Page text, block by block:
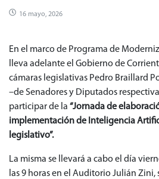
16 mayo, 2026
En el marco de Programa de
lleva adelante el Gobierno de
cámaras legislativas Pedro Braillard
–de Senadores y Diputados
participar de la “Jornada de
implementación de Inteligencia
legislativo”.
La misma se llevará a cabo el día
las 9 horas en el Auditorio Julián